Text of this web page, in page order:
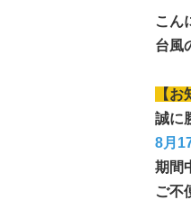
こん
台風
【お
誠に
8月
期間
ご不